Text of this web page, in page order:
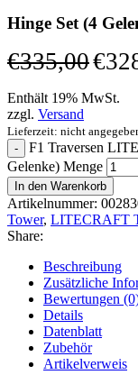
Hinge Set (4
€335,00€
Enthält 19% MwSt.
zzgl. Versand
Lieferzeit: nicht
F1 Traversen
Gelenke) Menge
In den Warenkorb
Artikelnummer:
Tower, LITECRAFT
Share:
Beschreibung
Zusätzliche
Bewertungen
Details
Datenblatt
Zubehör
Artikelverweis